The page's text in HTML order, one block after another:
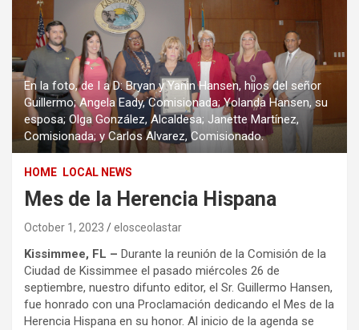
En la foto, de I a D: Bryan y Yanin Hansen, hijos del señor
Guillermo; Angela Eady, Comisionada; Yolanda Hansen, su
esposa; Olga González, Alcaldesa; Janette Martínez,
Comisionada; y Carlos Alvarez, Comisionado.
HOME LOCAL NEWS
Mes de la Herencia Hispana
October 1, 2023 elosceolastar
Kissimmee, FL – Durante la reunión de la Comisión de la
Ciudad de Kissimmee el pasado miércoles 26 de
septiembre, nuestro difunto editor, el Sr. Guillermo Hansen,
fue honrado con una Proclamación dedicando el Mes de la
Herencia Hispana en su honor. Al inicio de la agenda se